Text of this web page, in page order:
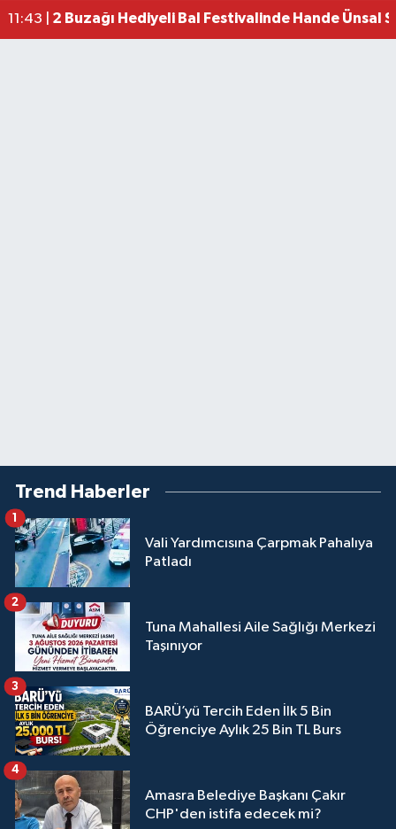
11:43 | 2 Buzağı Hediyeli Bal Festivalinde Hande Ünsal
Trend Haberler
Vali Yardımcısına Çarpmak Pahalıya
Patladı
1
Tuna Mahallesi Aile Sağlığı Merkezi
Taşınıyor
2
BARÜ’yü Tercih Eden İlk 5 Bin
Öğrenciye Aylık 25 Bin TL Burs
3
Amasra Belediye Başkanı Çakır
CHP'den istifa edecek mi?
4